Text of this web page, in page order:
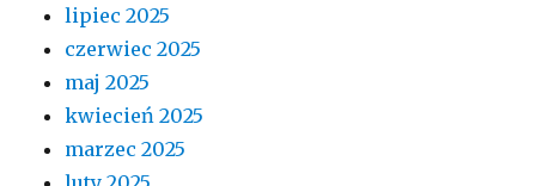
lipiec 2025
czerwiec 2025
maj 2025
kwiecień 2025
marzec 2025